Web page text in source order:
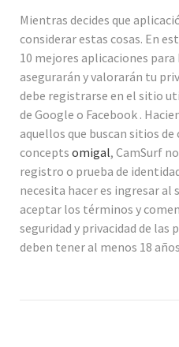
Mientras decides que
considerar estas cosas. En
10 mejores aplicaciones
asegurarán y valorarán tu
debe registrarse en el sitio
de Google o Facebook .
aquellos que buscan sitios
concepts omigal, CamSurf
registro o prueba de
necesita hacer es ingresar
aceptar los términos y
seguridad y privacidad de
deben tener al menos 18